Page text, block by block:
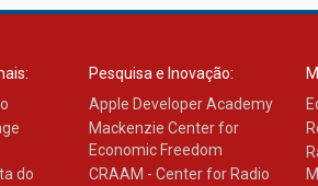
do
Pesquisa e Inovação:
Apple Developer Academy
Mackenzie Center for
Economic Freedom
CRAAM - Center for Radio